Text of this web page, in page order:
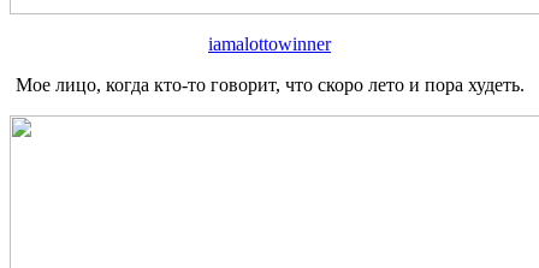
iamalottowinner
Мое лицо, когда кто-то говорит, что скоро лето и пора худеть.